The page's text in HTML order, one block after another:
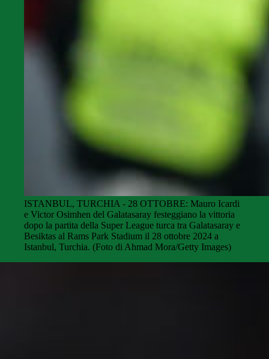
ISTANBUL, TURCHIA - 28 OTTOBRE: Mauro Icardi
e Victor Osimhen del Galatasaray festeggiano la vittoria
dopo la partita della Super League turca tra Galatasaray e
Besiktas al Rams Park Stadium il 28 ottobre 2024 a
Istanbul, Turchia. (Foto di Ahmad Mora/Getty Images)